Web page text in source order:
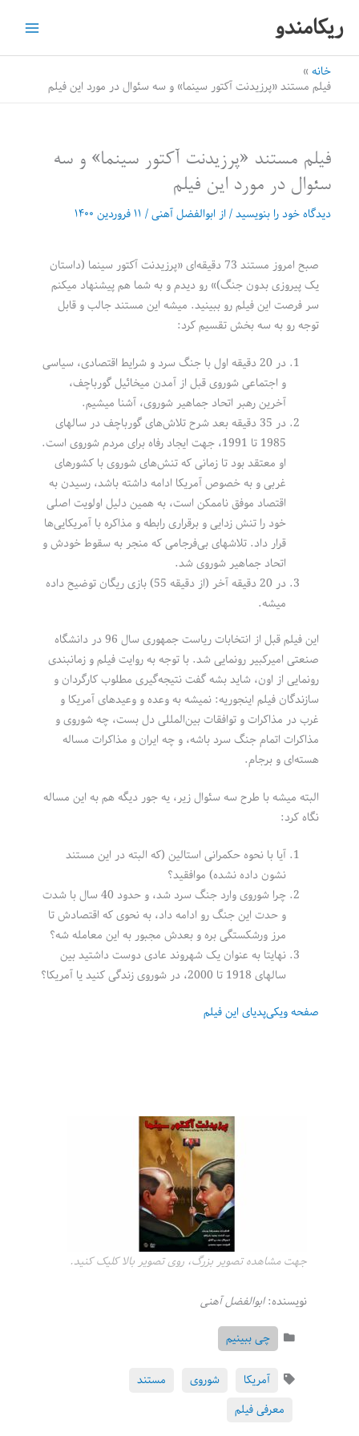
ریکامندو
خانه
فیلم مستند «پرزیدنت آکتور سینما» و سه سئوال در مورد این فیلم
فیلم مستند «پرزیدنت آکتور سینما» و سه
سئوال در مورد این فیلم
دیدگاه‌ خود را بنویسید/ از ابوالفضل آهنی/ ۱۱ فروردین ۱۴۰۰
صبح امروز مستند 73 دقیقه‌ای «پرزیدنت آکتور سینما (داستان
یک پیروزی بدون جنگ)» رو دیدم و به شما هم پیشنهاد میکنم
سر فرصت این فیلم رو ببینید. میشه این مستند جالب و قابل
توجه رو به سه بخش تقسیم کرد:
در 20 دقیقه اول با جنگ سرد و شرایط اقتصادی، سیاسی
و اجتماعی شوروی قبل از آمدن میخائیل گورباچف،
آخرین رهبر اتحاد جماهیر شوروی، آشنا میشیم.
در 35 دقیقه بعد شرح تلاش‌های گورباچف در سالهای
1985 تا 1991، جهت ایجاد رفاه برای مردم شوروی است.
او معتقد بود تا زمانی که تنش‌های شوروی با کشورهای
غربی و به خصوص آمریکا ادامه داشته باشد، رسیدن به
اقتصاد موفق ناممکن است، به همین دلیل اولویت اصلی
خود را تنش زدایی و برقراری رابطه و مذاکره با آمریکایی‌ها
قرار داد. تلاشهای بی‌فرجامی که منجر به سقوط خودش و
اتحاد جماهیر شوروی شد.
در 20 دقیقه آخر (از دقیقه 55) بازی ریگان توضیح داده
میشه.
این فیلم قبل از انتخابات ریاست جمهوری سال 96 در دانشگاه
صنعتی امیرکبیر رونمایی شد. با توجه به روایت فیلم و زمانبندی
رونمایی از اون، شاید بشه گفت نتیجه‌گیری مطلوب کارگردان و
سازندگان فیلم اینجوریه: نمیشه به وعده و وعیدهای آمریکا و
غرب در مذاکرات و توافقات بین‌المللی دل بست، چه شوروی و
مذاکرات اتمام جنگ سرد باشه، و چه ایران و مذاکرات مساله
هسته‌ای و برجام.
البته میشه با طرح سه سئوال زیر، یه جور دیگه هم به این مساله
نگاه کرد:
آیا با نحوه حکمرانی استالین (که البته در این مستند
نشون داده نشده) موافقید؟
چرا شوروی وارد جنگ سرد شد، و حدود 40 سال با شدت
و حدت این جنگ رو ادامه داد، به نحوی که اقتصادش تا
مرز ورشکستگی بره و بعدش مجبور به این معامله شه؟
نهایتا به عنوان یک شهروند عادی دوست داشتید بین
سالهای 1918 تا 2000، در شوروی زندگی کنید یا آمریکا؟
صفحه ویکی‌پدیای این فیلم
جهت مشاهده تصویر بزرگ، روی تصویر بالا کلیک کنید.
نویسنده:ابوالفضل آهنی
چی ببینیم
آمریکا شوروی
مستند
معرفی فیلم